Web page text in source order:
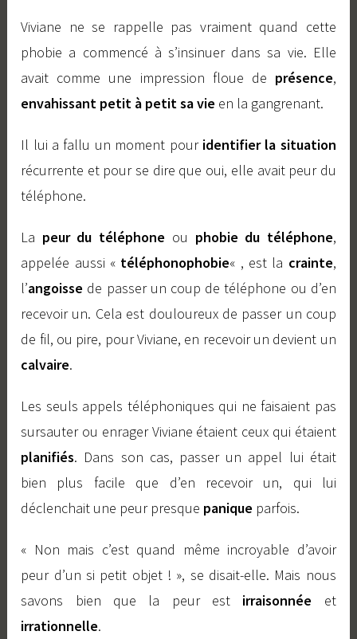
Viviane ne se rappelle pas vraiment quand cette
phobie a commencé à s’insinuer dans sa vie. Elle
avait comme une impression floue de présence,
envahissant petit à petit sa vie en la gangrenant.
Il lui a fallu un moment pouridentifier la situation
récurrente et pour se dire que oui, elle avait peur du
téléphone.
La peur du téléphone ou phobie du téléphone,
appelée aussi « téléphonophobie« , est la crainte,
l’angoisse de passer un coup de téléphone ou d’en
recevoir un. Cela est douloureux de passer un coup
de fil, ou pire, pour Viviane, en recevoir un devient un
calvaire.
Les seuls appels téléphoniques qui ne faisaient pas
sursauter ou enrager Viviane étaient ceux qui étaient
planifiés. Dans son cas, passer un appel lui était
bien plus facile que d’en recevoir un, qui lui
déclenchait une peur presque panique parfois.
« Non mais c’est quand même incroyable d’avoir
peur d’un si petit objet ! », se disait-elle. Mais nous
savons bien que la peur est irraisonnée et
irrationnelle.